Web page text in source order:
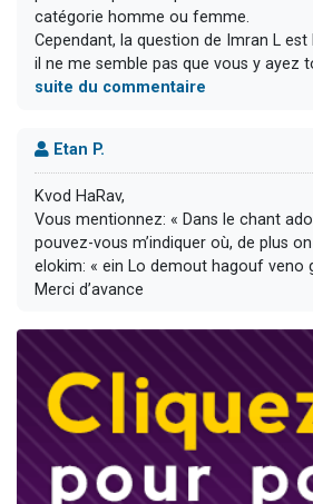
catégorie homme ou femme.
Cependant, la question de Imran L
il ne me semble pas que vous y ayez
suite du commentaire
Etan P.
Kvod HaRav,
Vous mentionnez: « Dans le chant
pouvez-vous m’indiquer où, de plus
elokim: « ein Lo demout hagouf veno
Merci d’avance